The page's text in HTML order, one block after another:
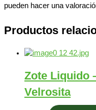
pueden hacer una
Productos
Zote Liquido
Velrosita